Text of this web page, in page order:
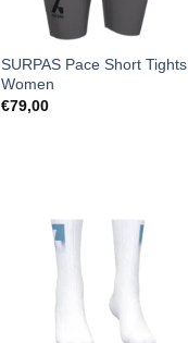
SURPAS Pace Short Tights
Women
€79,00